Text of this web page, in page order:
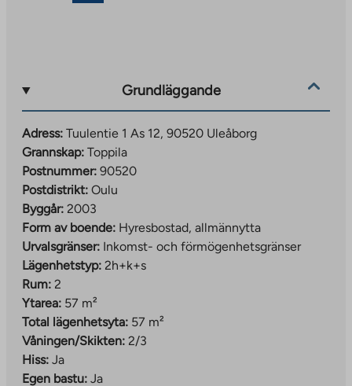
tab
Grundläggande
Adress: Tuulentie 1 As 12, 90520 Uleåborg
Grannskap: Toppila
Postnummer: 90520
Postdistrikt: Oulu
Byggår: 2003
Form av boende: Hyresbostad, allmännytta
Urvalsgränser: Inkomst- och förmögenhetsgränser
Lägenhetstyp: 2h+k+s
Rum: 2
Ytarea: 57 m²
Total lägenhetsyta: 57 m²
Våningen/Skikten: 2/3
Hiss: Ja
Egen bastu: Ja